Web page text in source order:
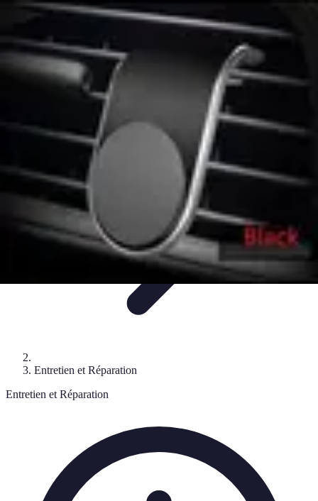
Pièces Détachées Tracteur
Guides d'AchatEntretien et
Diagnostics
Pièces Détachées Tracteur
Entretien et Réparation
Entretien et Réparation